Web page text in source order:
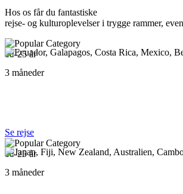
Hos os får du fantastiske
rejse- og kulturoplevelser i trygge rammer,
18-25 år
3 måneder
Se rejse
18-25 år
3 måneder